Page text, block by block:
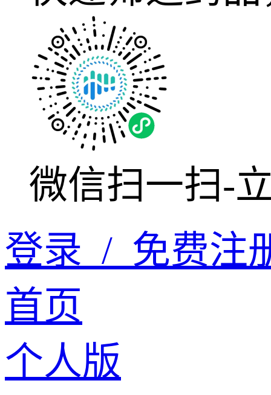
微信扫一扫-
登录 / 免费注
首页
个人版